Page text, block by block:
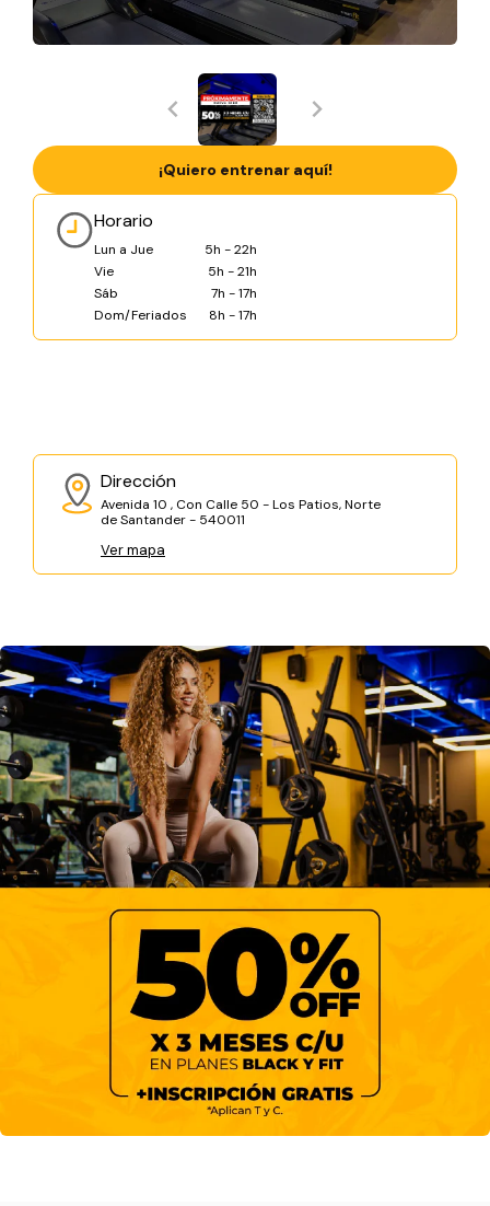
Horario
Lun a Jue
5h - 22h
Vie
5h - 21h
Sáb
7h - 17h
Dom/Feriados
8h - 17h
Dirección
Avenida 10 , Con Calle 50 - Los Patios, Norte
de Santander - 540011
Ver mapa
¡Quiero entrenar aquí!